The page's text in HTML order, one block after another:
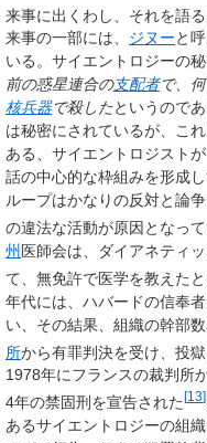
来事に出くわし、それを語
来事の一部には、 ジヌーと
いる。サイエントロジーの
前の惑星連合の支配者で、
核兵器で殺したというので
は秘密にされているが、こ
ある、サイエントロジスト
話の中心的な枠組みを形成
ループはかなりの反対と論
の違法な活動が原因となっ
州 医師会は、ダイアネティ
て、無免許で医学を教えた
年代には、ハバードの信奉
い、その結果、組織の幹部
所から有罪判決を受け、投
1978年にフランスの裁判所
4年の禁固刑を宣告された [13]
あるサイエントロジーの組